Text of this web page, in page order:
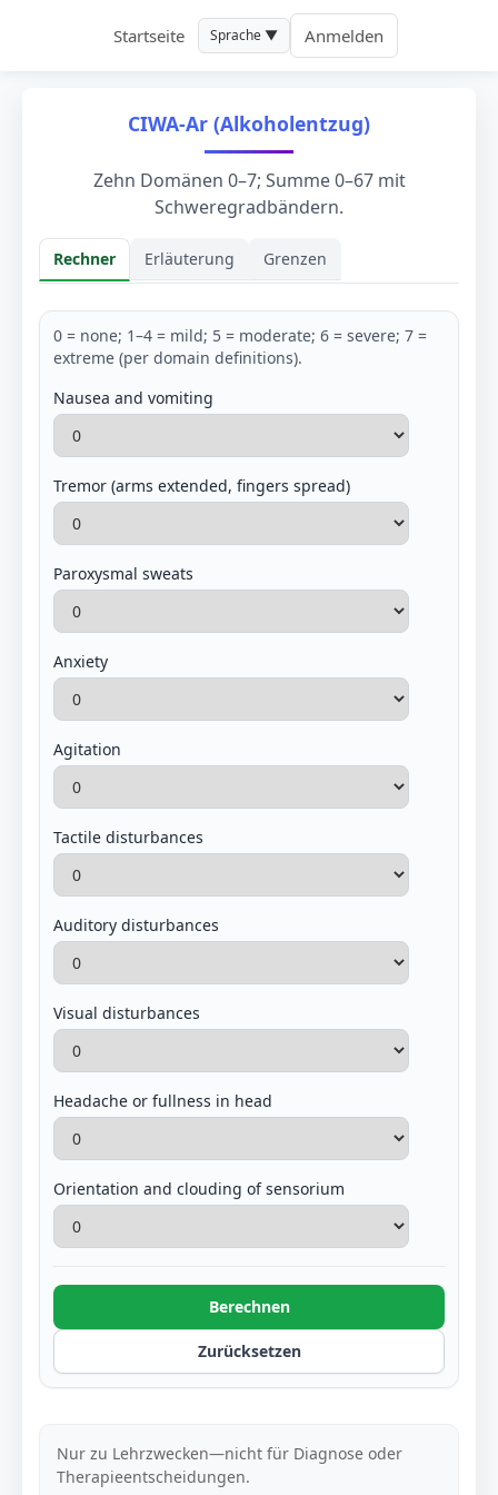
Startseite Sprache ▼ Anmelden
CIWA-Ar (Alkoholentzug)
Zehn Domänen 0–7; Summe 0–67 mit
Schweregradbändern.
Rechner Erläuterung Grenzen
Rechner
0 = none; 1–4 = mild; 5 = moderate; 6 = severe; 7 =
extreme (per domain definitions).
Nausea and vomiting
Tremor (arms extended, fingers spread)
Paroxysmal sweats
Anxiety
Agitation
Tactile disturbances
Auditory disturbances
Visual disturbances
Headache or fullness in head
Orientation and clouding of sensorium
Berechnen
Zurücksetzen
Nur zu Lehrzwecken—nicht für Diagnose oder
Therapieentscheidungen.